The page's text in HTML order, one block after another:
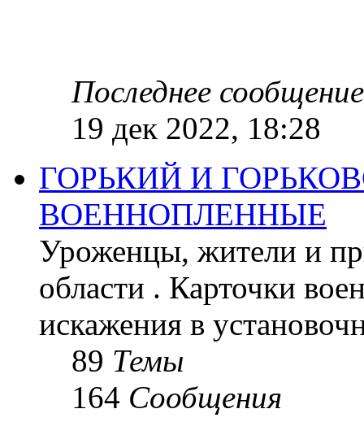
Последнее сообщение
19 дек 2022, 18:28
ГОРЬКИЙ И
ВОЕННОПЛЕННЫЕ
Уроженцы, жители и
области . Карточки
искажения в
89 Темы
164 Сообщения